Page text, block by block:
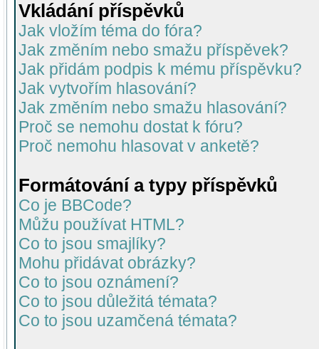
Vkládání příspěvků
Jak vložím téma do fóra?
Jak změním nebo smažu příspěvek?
Jak přidám podpis k mému příspěvku?
Jak vytvořím hlasování?
Jak změním nebo smažu hlasování?
Proč se nemohu dostat k fóru?
Proč nemohu hlasovat v anketě?
Formátování a typy příspěvků
Co je BBCode?
Můžu používat HTML?
Co to jsou smajlíky?
Mohu přidávat obrázky?
Co to jsou oznámení?
Co to jsou důležitá témata?
Co to jsou uzamčená témata?